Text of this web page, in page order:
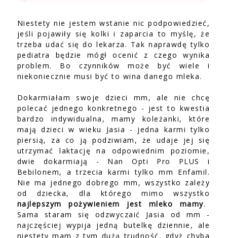
Niestety nie jestem wstanie nic podpowiedzieć,
jeśli pojawiły się kolki i zaparcia to myślę, że
trzeba udać się do lekarza. Tak naprawdę tylko
pediatra będzie mógł ocenić z czego wynika
problem. Bo czynników może być wiele i
niekoniecznie musi być to wina danego mleka.
Dokarmiałam swoje dzieci mm, ale nie chcę
polecać jednego konkretnego - jest to kwestia
bardzo indywidualna, mamy koleżanki, które
mają dzieci w wieku Jasia - jedna karmi tylko
piersią, za co ją podziwiam, że udaje jej się
utrzymać laktację na odpowiednim poziomie,
dwie dokarmiają - Nan Opti Pro PLUS i
Bebilonem, a trzecia karmi tylko mm Enfamil.
Nie ma jednego dobrego mm, wszystko zależy
od dziecka, dla którego mimo wszystko
najlepszym pożywieniem jest mleko mamy.
Sama staram się odzwyczaić Jasia od mm -
najczęściej wypija jedną butelkę dziennie, ale
niestety mam z tym dużą trudność, gdyż chyba